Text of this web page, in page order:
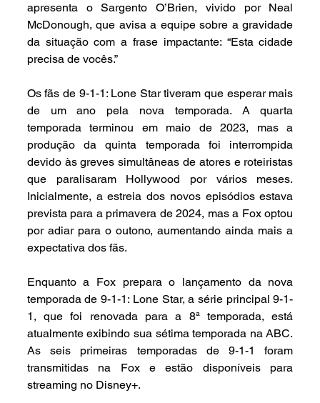
apresenta o Sargento O’Brien, vivido por Neal
McDonough, que avisa a equipe sobre a gravidade
da situação com a frase impactante: “Esta cidade
precisa de vocês.”
Os fãs de 9-1-1: Lone Star tiveram que esperar mais
de um ano pela nova temporada. A quarta
temporada terminou em maio de 2023, mas a
produção da quinta temporada foi interrompida
devido às greves simultâneas de atores e roteiristas
que paralisaram Hollywood por vários meses.
Inicialmente, a estreia dos novos episódios estava
prevista para a primavera de 2024, mas a Fox optou
por adiar para o outono, aumentando ainda mais a
expectativa dos fãs.
Enquanto a Fox prepara o lançamento da nova
temporada de 9-1-1: Lone Star, a série principal 9-1-
1, que foi renovada para a 8ª temporada, está
atualmente exibindo sua sétima temporada na ABC.
As seis primeiras temporadas de 9-1-1 foram
transmitidas na Fox e estão disponíveis para
streaming no Disney+.